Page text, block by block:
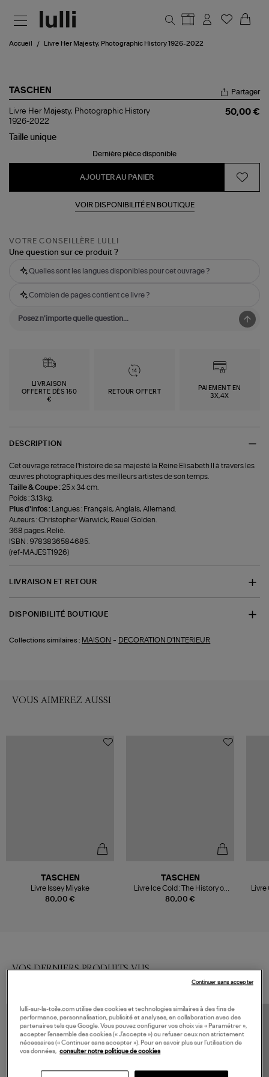
Accueil Livre Her Majesty, Photographic History 1926-2022
TASCHEN
Livre
Her
Photographic
Partager
Livre Her Majesty, Photographic History
1926-2022
50,00 €
Taille unique
Dernière pièce disponible
AJOUTER AU PANIER
VOIR DISPONIBILITÉ EN BOUTIQUE
VOTRE CONSEILLÈRE LULLI
Une question sur ce produit ?
Quelles sont les langues disponibles pour cet ouvrage ?
Combien de pages contient ce livre ?
LIVRAISON
OFFERTE DÈS 150
€
RETOUR OFFERT
PAIEMENT EN
3X,4X
DESCRIPTION
Cet ouvrage retrace l'histoire de sa majesté la Reine Elisabeth II à travers les
œuvres photographiques des meilleurs artistes de son temps.
Taille & Coupe :25 x 34 cm.
Poids : 3,13 kg.
Plus d'infos :
Langues : Français, Anglais, Allemand.
Auteurs : Christopher Warwick, Reuel Golden.
368 pages. Relié.
ISBN : 9783836584685.
(ref-MAJEST1926)
LIVRAISON ET RETOUR
DISPONIBILITÉ BOUTIQUE
Collections similaires : MAISON - DECORATION D'INTERIEUR
VOUS AIMEREZ AUSSI
80,00 €
TASCHEN
Livre Issey Miyake
80,00 €
TASCHEN
Livre Ice Cold : The History of
Hip-Hop Jewelry
VOS DERNIERS PRODUITS VUS
lulli-sur-la-toile.com utilise des cookies et technologies similaires à des fins de
performance, personnalisation, publicité et analyses, en collaboration avec des
partenaires tels que Google. Vous pouvez configurer vos choix via « Paramétrer »,
accepter l’ensemble des cookies (« J’accepte ») ou refuser ceux non strictement
nécessaires (« Continuer sans accepter »). Pour en savoir plus sur l’utilisation de
vos données, consulter notre politique de cookies
Continuer sans accepter